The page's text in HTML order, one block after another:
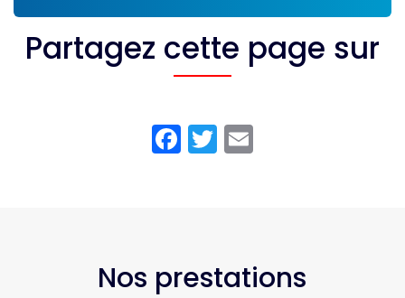
Partagez cette page sur
Facebook
Twitter
Nos prestations